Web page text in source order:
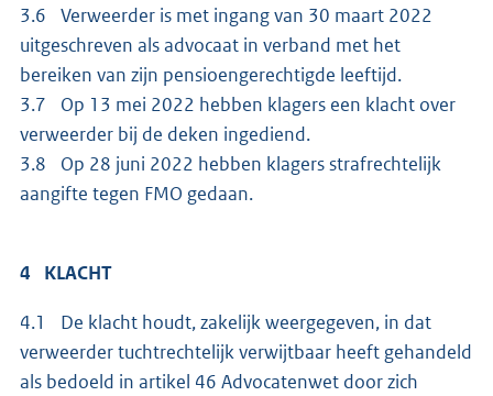
3.6 Verweerder is met ingang van 30 maart 2022
uitgeschreven als advocaat in verband met het
bereiken van zijn pensioengerechtigde leeftijd.
3.7 Op 13 mei 2022 hebben klagers een klacht over
verweerder bij de deken ingediend.
3.8 Op 28 juni 2022 hebben klagers strafrechtelijk
aangifte tegen FMO gedaan.
4 KLACHT
4.1 De klacht houdt, zakelijk weergegeven, in dat
verweerder tuchtrechtelijk verwijtbaar heeft gehandeld
als bedoeld in artikel 46 Advocatenwet door zich